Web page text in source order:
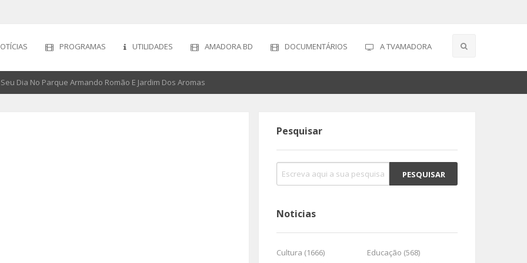
PROGRAMAS UTILIDADES AMADORA BD DOCUMENTÁRIOS A TVAMADORA
Dia No Parque Armando Romão E Jardim Dos Aromas
Pesquisar
Noticias
Cultura (1666)
Educação (568)